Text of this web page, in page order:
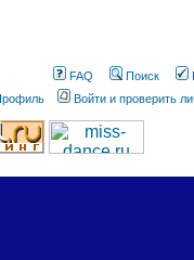
FAQ Поиск
Войти и проверить